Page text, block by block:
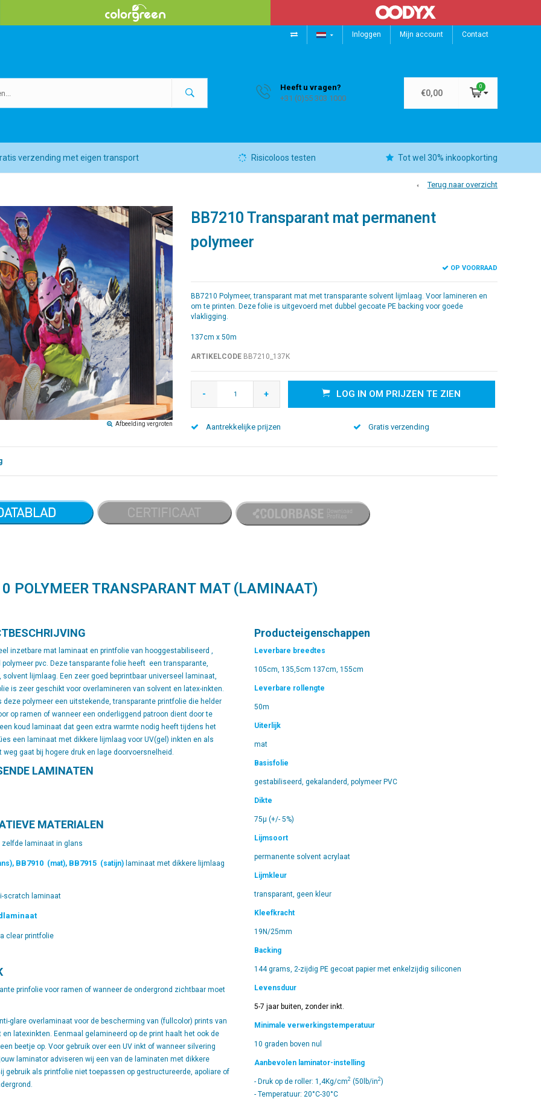
Inloggen Mijn account Contact
Heeft u vragen?
+31 (0)55 303 1000
€0,00
0
verzending met eigen transport Risicoloos testen Tot wel 30% inkoopkorting
Terug naar overzicht
Afbeelding vergroten
BB7210 Transparant mat permanent
polymeer
OP VOORRAAD
BB7210 Polymeer, transparant mat met transparante solvent lijmlaag. Voor lamineren en
om te printen. Deze folie is uitgevoerd met dubbel gecoate PE backing voor goede
vlakligging.
137cm x 50m
ARTIKELCODEBB7210_137K
- + LOG IN OM PRIJZEN TE ZIEN
Aantrekkelijke prijzen Gratis verzending
POLYMEER TRANSPARANT MAT (LAMINAAT)
inzetbare mat laminaat en printfolie van hooggestabiliseerd ,
polymeer pvc. Deze tansparante folie heeft een transparante,
solvent lijmlaag. Een zeer goed beprintbaar universeel laminaat,
is zeer geschikt voor overlamineren van solvent en latex-inkten.
deze polymeer een uitstekende, transparante printfolie die helder
op ramen of wanneer een onderliggend patroon dient door te
koud laminaat dat geen extra warmte nodig heeft tijdens het
een laminaat met dikkere lijmlaag voor UV(gel) inkten en als
weg gaat bij hogere druk en lage doorvoersnelheid.
LAMINATEN
MATERIALEN
laminaat in glans
BB7910(mat), BB7915 (satijn)laminaat met dikkere lijmlaag
scratch laminaat
clear printfolie
prinfolie voor ramen of wanneer de ondergrond zichtbaar moet
glare overlaminaat voor de bescherming van (fullcolor) prints van
latexinkten. Eenmaal gelamineerd op de print haalt het ook de
beetje op. Voor gebruik over een UV inkt of wanneer silvering
laminator adviseren wij een van de laminaten met dikkere
gebruik als printfolie niet toepassen op gestructureerde, apoliare of
Producteigenschappen
Leverbare breedtes
105cm, 135,5cm 137cm, 155cm
Leverbare rollengte
50m
Uiterlijk
mat
Basisfolie
gestabiliseerd, gekalanderd, polymeer PVC
Dikte
75µ (+/- 5%)
Lijmsoort
permanente solvent acrylaat
Lijmkleur
transparant, geen kleur
Kleefkracht
19N/25mm
Backing
144 grams, 2-zijdig PE gecoat papier met enkelzijdig siliconen
Levensduur
5-7 jaar buiten, zonder inkt.
Minimale verwerkingstemperatuur
10 graden boven nul
Aanbevolen laminator-instelling
- Druk op de roller: 1,4Kg/cm2(50lb/in2)
- Temperatuur: 20°C-30°C